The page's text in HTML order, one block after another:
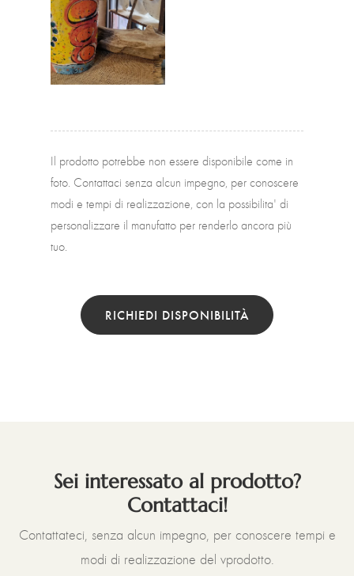
Il prodotto potrebbe non essere disponibile come in
foto. Contattaci senza alcun impegno, per conoscere
modi e tempi di realizzazione, con la possibilita' di
personalizzare il manufatto per renderlo ancora più
tuo.
RICHIEDI DISPONIBILITÀ
Sei interessato al prodotto?
Contattaci!
Contattateci, senza alcun impegno, per conoscere tempi e
modi di realizzazione del vprodotto.